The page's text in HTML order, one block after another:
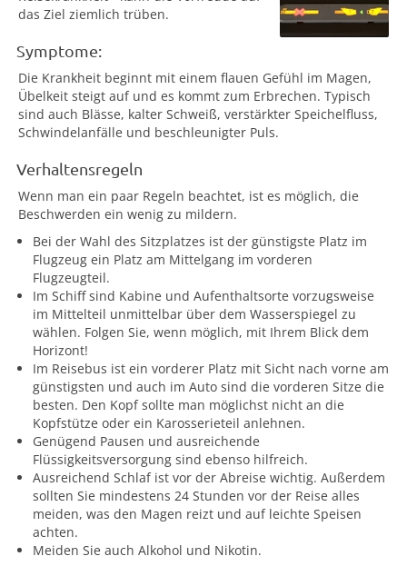
das Ziel ziemlich trüben.
Symptome:
Die Krankheit beginnt mit einem flauen Gefühl im Magen,
Übelkeit steigt auf und es kommt zum Erbrechen. Typisch
sind auch Blässe, kalter Schweiß, verstärkter Speichelfluss,
Schwindelanfälle und beschleunigter Puls.
Verhaltensregeln
Wenn man ein paar Regeln beachtet, ist es möglich, die
Beschwerden ein wenig zu mildern.
Bei der Wahl des Sitzplatzes ist der günstigste Platz im
Flugzeug ein Platz am Mittelgang im vorderen
Flugzeugteil.
Im Schiff sind Kabine und Aufenthaltsorte vorzugsweise
im Mittelteil unmittelbar über dem Wasserspiegel zu
wählen. Folgen Sie, wenn möglich, mit Ihrem Blick dem
Horizont!
Im Reisebus ist ein vorderer Platz mit Sicht nach vorne am
günstigsten und auch im Auto sind die vorderen Sitze die
besten. Den Kopf sollte man möglichst nicht an die
Kopfstütze oder ein Karosserieteil anlehnen.
Genügend Pausen und ausreichende
Flüssigkeitsversorgung sind ebenso hilfreich.
Ausreichend Schlaf ist vor der Abreise wichtig. Außerdem
sollten Sie mindestens 24 Stunden vor der Reise alles
meiden, was den Magen reizt und auf leichte Speisen
achten.
Meiden Sie auch Alkohol und Nikotin.